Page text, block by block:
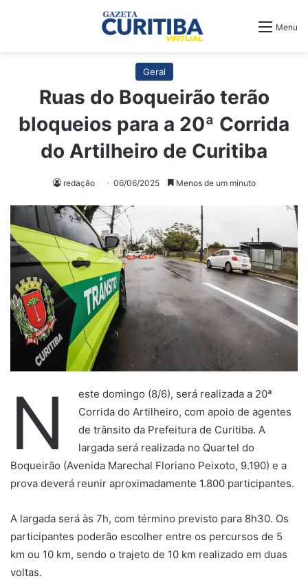
Menu
Geral
Ruas do Boqueirão terão
bloqueios para a 20ª Corrida
do Artilheiro de Curitiba
redação 06/06/2025 Menos de um minuto
N
este domingo (8/6), será realizada a 20ª
Corrida do Artilheiro, com apoio de agentes
de trânsito da Prefeitura de Curitiba. A
largada será realizada no Quartel do
Boqueirão (Avenida Marechal Floriano Peixoto, 9.190) e a
prova deverá reunir aproximadamente 1.800 participantes.
A largada será às 7h, com término previsto para 8h30. Os
participantes poderão escolher entre os percursos de 5
km ou 10 km, sendo o trajeto de 10 km realizado em duas
voltas.